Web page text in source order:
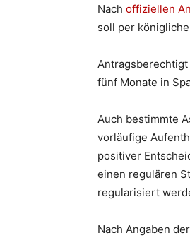
Nach offiziellen
soll per
Antragsberechtigt
fünf Monate in
Auch bestimmte
vorläufige
positiver
einen regulären
regularisiert
Nach Angaben